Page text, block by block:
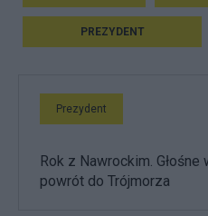
PREZYDENT
Prezydent
Rok z Nawrockim.
powrót do Trójmorza